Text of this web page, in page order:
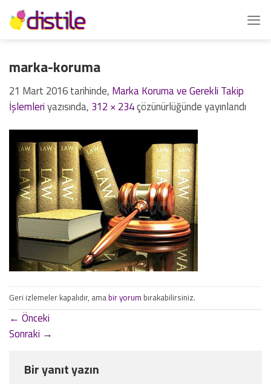
İçeriğe
atla
marka-koruma
21 Mart 2016tarihinde, Marka Koruma ve Gerekli Takip
İşlemleriyazısında, 312 × 234çözünürlüğünde yayınlandı
Geri izlemeler kapalıdır, amabir yorum bırakabilirsiniz.
← Önceki
Sonraki →
Bir yanıt yazın